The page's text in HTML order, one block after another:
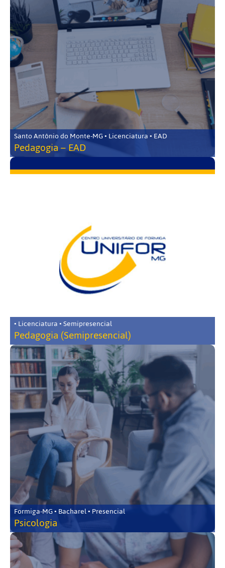
Santo Antônio do Monte-MG • Licenciatura • EAD
Pedagogia – EAD
• Licenciatura • Semipresencial
Pedagogia (Semipresencial)
Formiga-MG • Bacharel • Presencial
Psicologia